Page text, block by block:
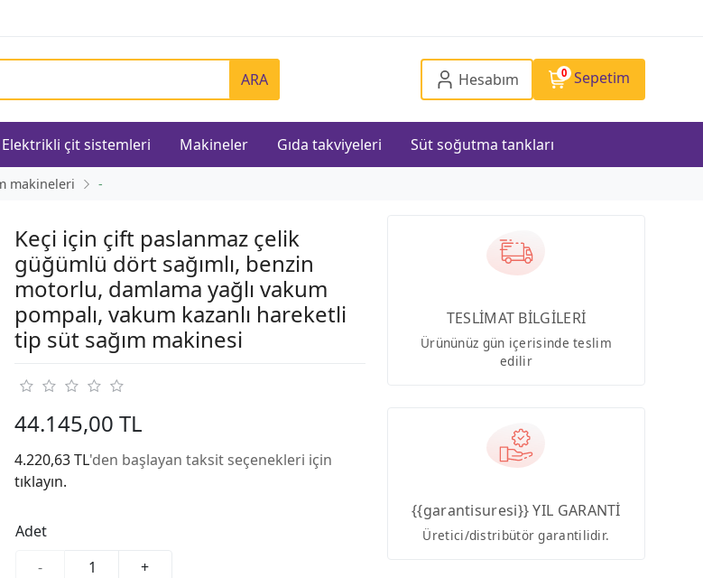
ARA Hesabım 0 Sepetim
Elektrikli çit sistemleri Makineler Gıda takviyeleri Süt soğutma tankları
makineleri -
Keçi için çift paslanmaz çelik
güğümlü dört sağımlı, benzin
motorlu, damlama yağlı vakum
pompalı, vakum kazanlı hareketli
tip süt sağım makinesi
44.145,00 TL
4.220,63 TL'den başlayan taksit seçenekleri için
tıklayın.
Adet
-
+
TESLİMAT BİLGİLERİ
Ürününüz gün içerisinde teslim
edilir
{{garantisuresi}} YIL GARANTİ
Üretici/distribütör garantilidir.